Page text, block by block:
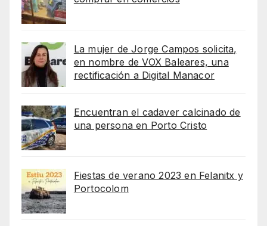
La mujer de Jorge Campos solicita,
en nombre de VOX Baleares, una
rectificación a Digital Manacor
Encuentran el cadaver calcinado de
una persona en Porto Cristo
Fiestas de verano 2023 en Felanitx y
Portocolom